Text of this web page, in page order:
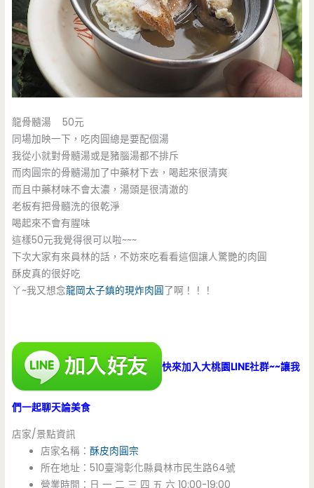
龍骨髓湯 50元
同場加映一下，吃肉圓總是要配個湯
我從小就對骨髓湯或是豬腦湯都不排斥
而肉圓宗的骨髓湯加了中藥材下去，喝起來很清爽
而且中藥材味不會太濃，湯頭是很清澈的
老板有把骨髓洗的很乾淨
喝起來不會有腥味
這樣50元我覺得很可以啦~~~
下次大家有來員林的話，不妨來吃看看這個讓人驚艷的肉圓
酥皮真的很好吃
丫~我又想念龍岡太子鎮的現炸肉圓了啊！！！
快來加入大桃園LINE社群~~讓我
們一起聊天論美食
店家/景點資訊
店家名稱：酥皮肉圓宗
所在地址：510臺灣彰化縣員林市民生路64號
營業時間：日 一 二 三 四 五 六 10:00-19:00